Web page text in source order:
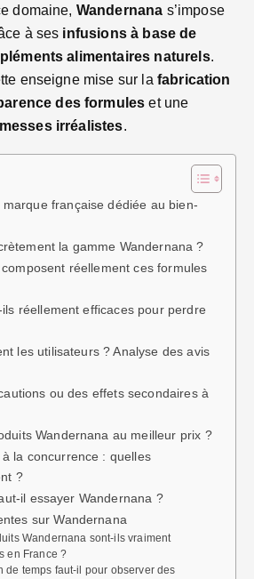
domaine, Wandernana s’impose
à ses infusions à base de
alimentaires naturels.
enseigne mise sur la fabrication
des formules et une
irréalistes.
française dédiée au bien-
la gamme Wandernana ?
réellement ces formules
réellement efficaces pour perdre
les utilisateurs ? Analyse des avis
ou des effets secondaires à
Wandernana au meilleur prix ?
la concurrence : quelles
?
il essayer Wandernana ?
sur Wandernana
Wandernana sont-ils vraiment
en France ?
de temps faut-il pour observer des